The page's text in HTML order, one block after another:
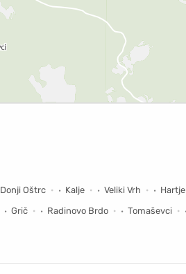
Donji Oštrc Kalje Veliki Vrh Hartje
Grič Radinovo Brdo Tomaševci